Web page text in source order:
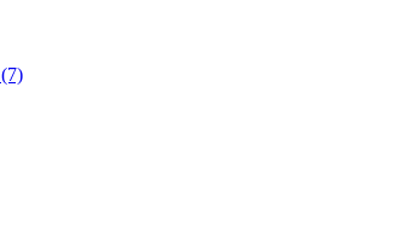
(7)